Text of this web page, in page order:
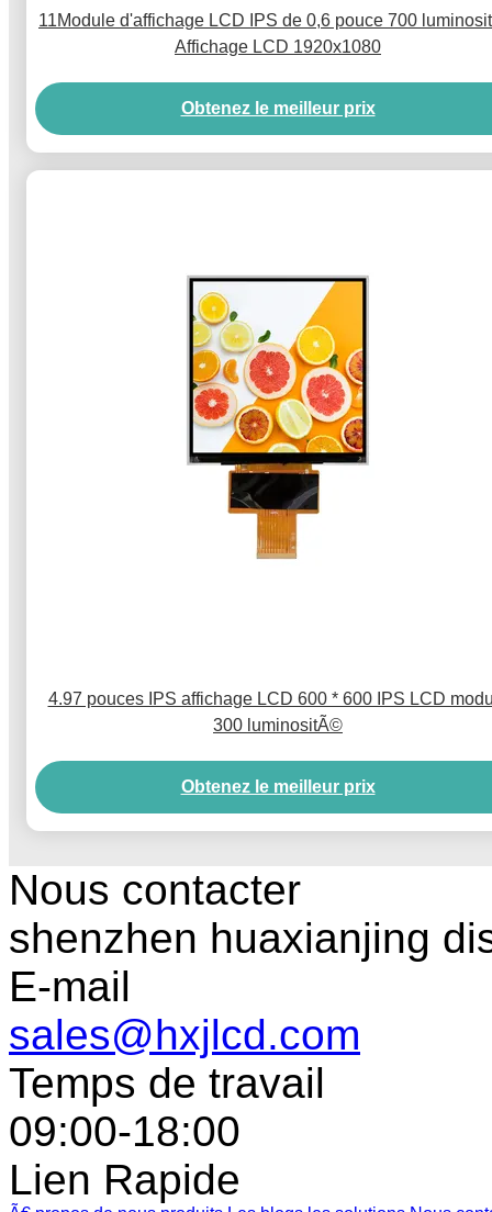
11Module d'affichage LCD IPS de 0,6 pouce 700
Affichage LCD 1920x1080
Obtenez le meilleur prix
4.97 pouces IPS affichage LCD 600 * 600 IPS LCD
300 luminositÃ©
Obtenez le meilleur prix
Nous contacter
shenzhen huaxianjing
E-mail
sales@hxjlcd.com
Temps de travail
09:00-18:00
Lien Rapide